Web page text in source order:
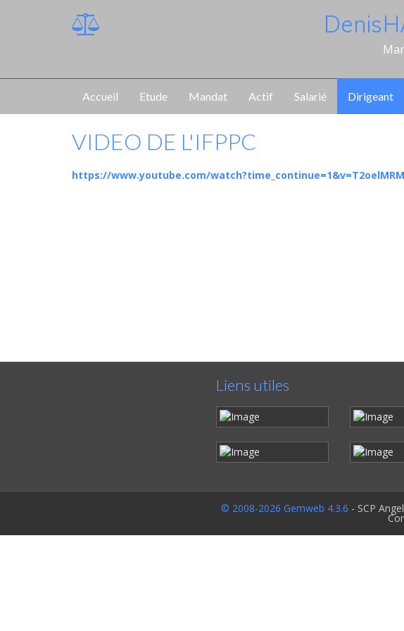
Denis
Accueil Etude Mandat Actif Salarié Dirigeant
VIDEO DE L'IFPPC
https://www.youtube.com/
Liens utiles
© 2008-2026 Gemweb 4.3.6 - SCP